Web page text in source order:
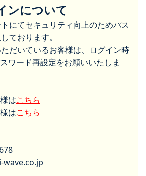
ンについて
にてセキュリティ向上のためパス
ております。
だいているお客様は、ログイン時
ワード再設定をお願いいたしま
はこちら
はこちら
wave.co.jp